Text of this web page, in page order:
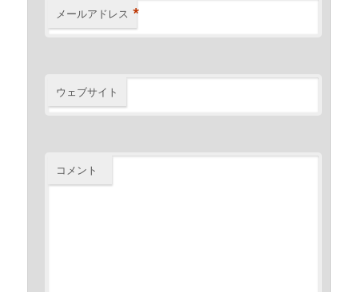
メールアドレス *
ウェブサイト
コメント